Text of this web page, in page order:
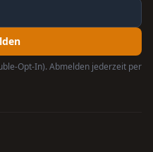
Opt-In). Abmelden jederzeit per